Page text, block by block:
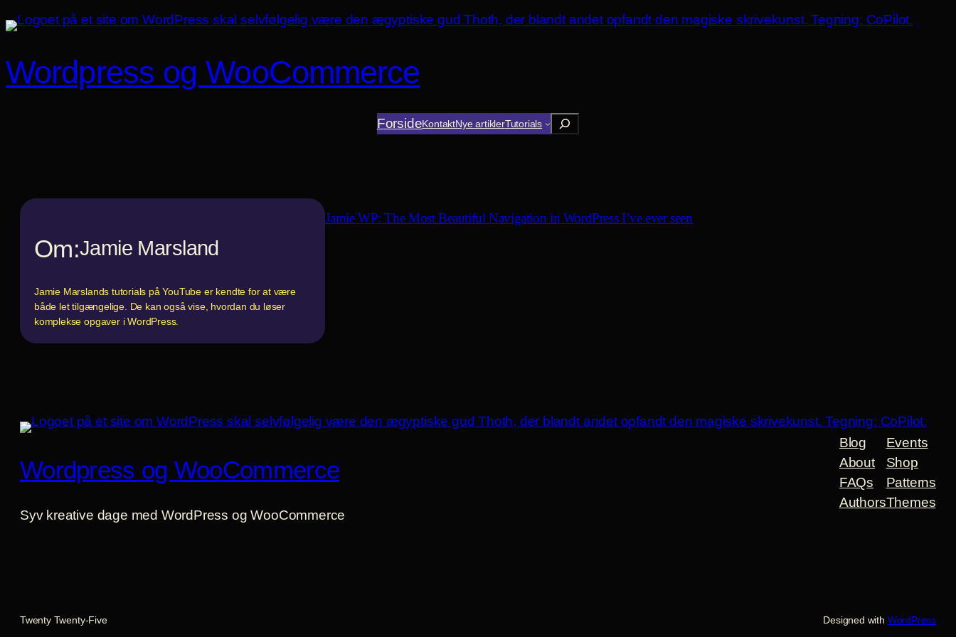
Spring
til
Wordpress og WooCommerce
ForsideKontaktNye artiklerTutorials Søg
Om:Jamie Marsland
Jamie Marslands tutorials på YouTube er kendte for at være
både let tilgængelige. De kan også vise, hvordan du løser
komplekse opgaver i WordPress.
Jamie WP: The Most Beautiful Navigation in WordPress I’ve ever seen
Wordpress og WooCommerce
Syv kreative dage med WordPress og WooCommerce
Blog
About
FAQs
Authors
Events
Shop
Patterns
Themes
Twenty Twenty-Five Designed with WordPress